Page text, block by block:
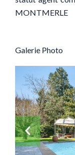
MONTMERLE
Galerie Photo